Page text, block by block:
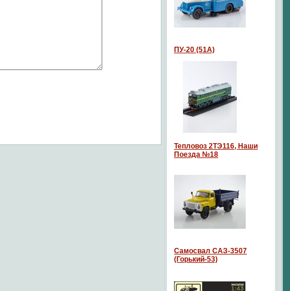
ПУ-20 (51А)
Тепловоз 2ТЭ116, Наши
Поезда №18
Самосвал САЗ-3507
(Горький-53)